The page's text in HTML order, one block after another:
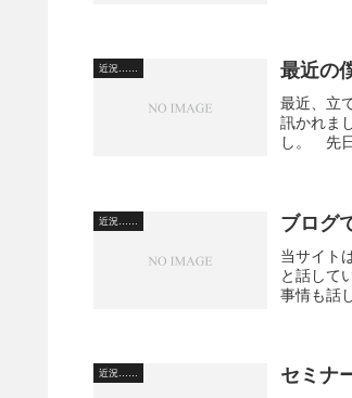
近況…… 最近の
最近、立
訊かれま
し。 先
近況…… ブロ
当サイト
と話して
事情も話
近況…… セミナ